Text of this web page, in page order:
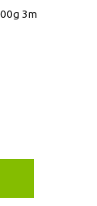
3m